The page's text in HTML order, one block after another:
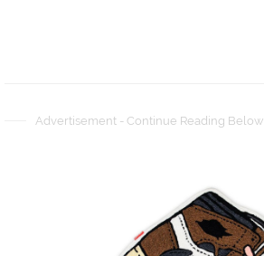
Advertisement - Continue Reading Below